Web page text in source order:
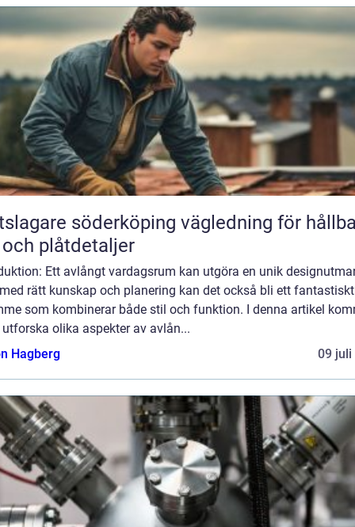
söderköping vägledning för hållbara
plåtdetaljer
Ett avlångt vardagsrum kan utgöra en unik
rätt kunskap och planering kan det också bli ett fantastiskt
som kombinerar både stil och funktion. I denna artikel
olika aspekter av avlån...
Hagberg
09 juli